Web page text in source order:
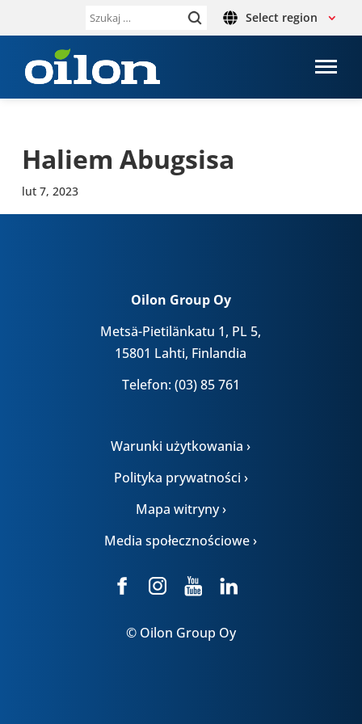
Szukaj: Select region
Haliem Abug­sisa
lut 7, 2023
Oilon Group Oy
Metsä-Pietilänkatu 1, PL 5,
15801 Lahti, Finlandia
Telefon: (03) 85 761
Warunki użytkowania ›
Polityka prywatności ›
Mapa witryny ›
Media społecznościowe ›
© Oilon Group Oy